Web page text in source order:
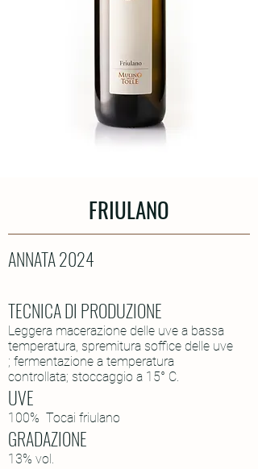
FRIULANO
ANNATA 2024
TECNICA DI PRODUZIONE
Leggera macerazione delle uve a bassa
temperatura, spremitura soffice delle uve
; fermentazione a temperatura
controllata; stoccaggio a 15° C.
UVE
100% Tocai friulano
GRADAZIONE
13% vol.